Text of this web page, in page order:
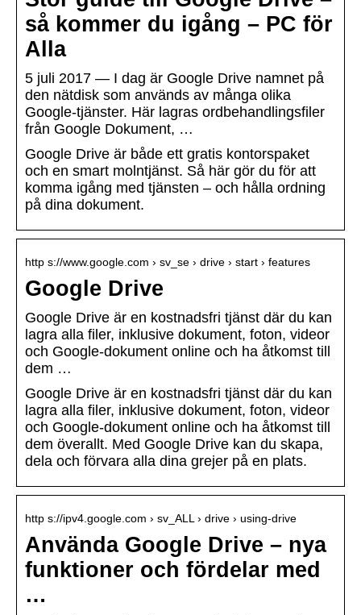
så kommer du igång – PC för
Alla
5 juli 2017 — I dag är Google Drive namnet på
den nätdisk som används av många olika
Google-tjänster. Här lagras ordbehandlingsfiler
från Google Dokument, …
Google Drive är både ett gratis kontorspaket
och en smart molntjänst. Så här gör du för att
komma igång med tjänsten – och hålla ordning
på dina dokument.
http s://www.google.com › sv_se › drive › start › features
Google Drive
Google Drive är en kostnadsfri tjänst där du kan
lagra alla filer, inklusive dokument, foton, videor
och Google-dokument online och ha åtkomst till
dem …
Google Drive är en kostnadsfri tjänst där du kan
lagra alla filer, inklusive dokument, foton, videor
och Google-dokument online och ha åtkomst till
dem överallt. Med Google Drive kan du skapa,
dela och förvara alla dina grejer på en plats.
http s://ipv4.google.com › sv_ALL › drive › using-drive
Använda Google Drive – nya
funktioner och fördelar med
…